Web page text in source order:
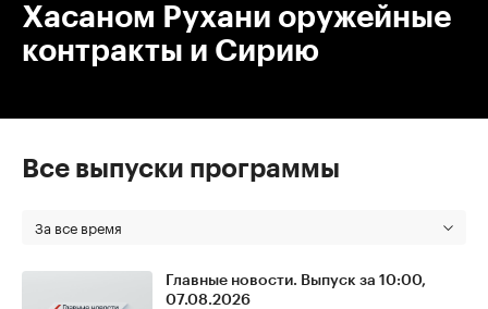
Хасаном Рухани оружейные
контракты и Сирию
Все выпуски программы
За все время
Главные новости. Выпуск за 10:00,
07.08.2026